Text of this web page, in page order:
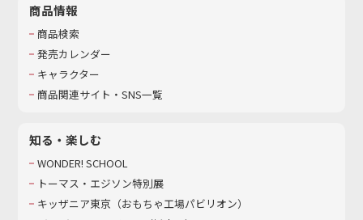
商品情報
商品検索
発売カレンダー
キャラクター
商品関連サイト・SNS一覧
知る・楽しむ
WONDER! SCHOOL
トーマス・エジソン特別展
キッザニア東京（おもちゃ工場パビリオン）​